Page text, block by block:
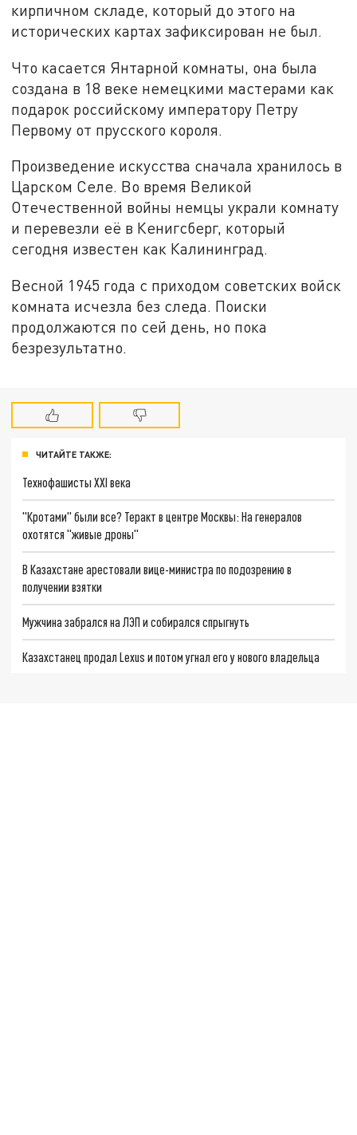
кирпичном складе, который до этого на
исторических картах зафиксирован не был.
Что касается Янтарной комнаты, она была
создана в 18 веке немецкими мастерами как
подарок российскому императору Петру
Первому от прусского короля.
Произведение искусства сначала хранилось в
Царском Селе. Во время Великой
Отечественной войны немцы украли комнату
и перевезли её в Кенигсберг, который
сегодня известен как Калининград.
Весной 1945 года с приходом советских войск
комната исчезла без следа. Поиски
продолжаются по сей день, но пока
безрезультатно.
ЧИТАЙТЕ ТАКЖЕ:
Технофашисты XXI века
"Кротами" были все? Теракт в центре Москвы: На генералов
охотятся "живые дроны"
В Казахстане арестовали вице-министра по подозрению в
получении взятки
Мужчина забрался на ЛЭП и собирался спрыгнуть
Казахстанец продал Lexus и потом угнал его у нового владельца